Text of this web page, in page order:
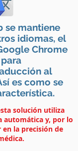
se mantiene
idiomas, el
Chrome
al
es como se
solución utiliza
automática y, por lo
la precisión de